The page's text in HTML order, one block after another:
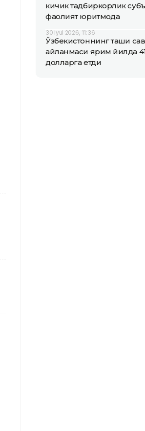
кичик тадбиркорлик
фаолият юритмоқда
30 iyul 2026, 11:36
Ўзбекистоннинг ташқи
айланмаси ярим йилда
долларга етди